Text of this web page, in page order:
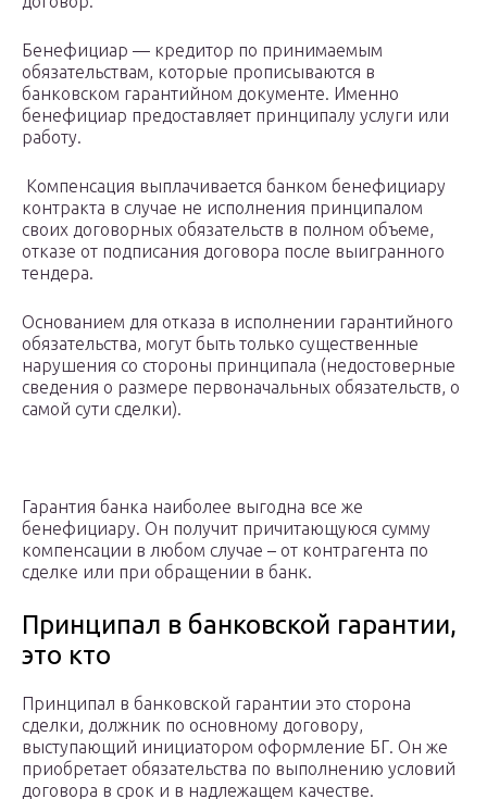
Бенефициар — кредитор по принимаемым
обязательствам, которые прописываются в
банковском гарантийном документе. Именно
бенефициар предоставляет принципалу услуги или
работу.
Компенсация выплачивается банком бенефициару
контракта в случае не исполнения принципалом
своих договорных обязательств в полном объеме,
отказе от подписания договора после выигранного
тендера.
Основанием для отказа в исполнении гарантийного
обязательства, могут быть только существенные
нарушения со стороны принципала (недостоверные
сведения о размере первоначальных обязательств, о
самой сути сделки).
Гарантия банка наиболее выгодна все же
бенефициару. Он получит причитающуюся сумму
компенсации в любом случае – от контрагента по
сделке или при обращении в банк.
Принципал в банковской гарантии,
это кто
Принципал в банковской гарантии это сторона
сделки, должник по основному договору,
выступающий инициатором оформление БГ. Он же
приобретает обязательства по выполнению условий
договора в срок и в надлежащем качестве.